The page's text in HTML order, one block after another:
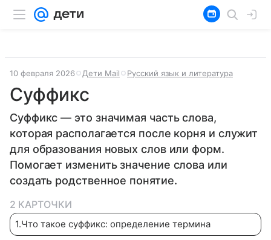
10 февраля 2026 Дети Mail Русский язык и литература
Суффикс
Суффикс — это значимая часть слова,
которая располагается после корня и служит
для образования новых слов или форм.
Помогает изменить значение слова или
создать родственное понятие.
2 КАРТОЧКИ
1.Что такое суффикс: определение термина